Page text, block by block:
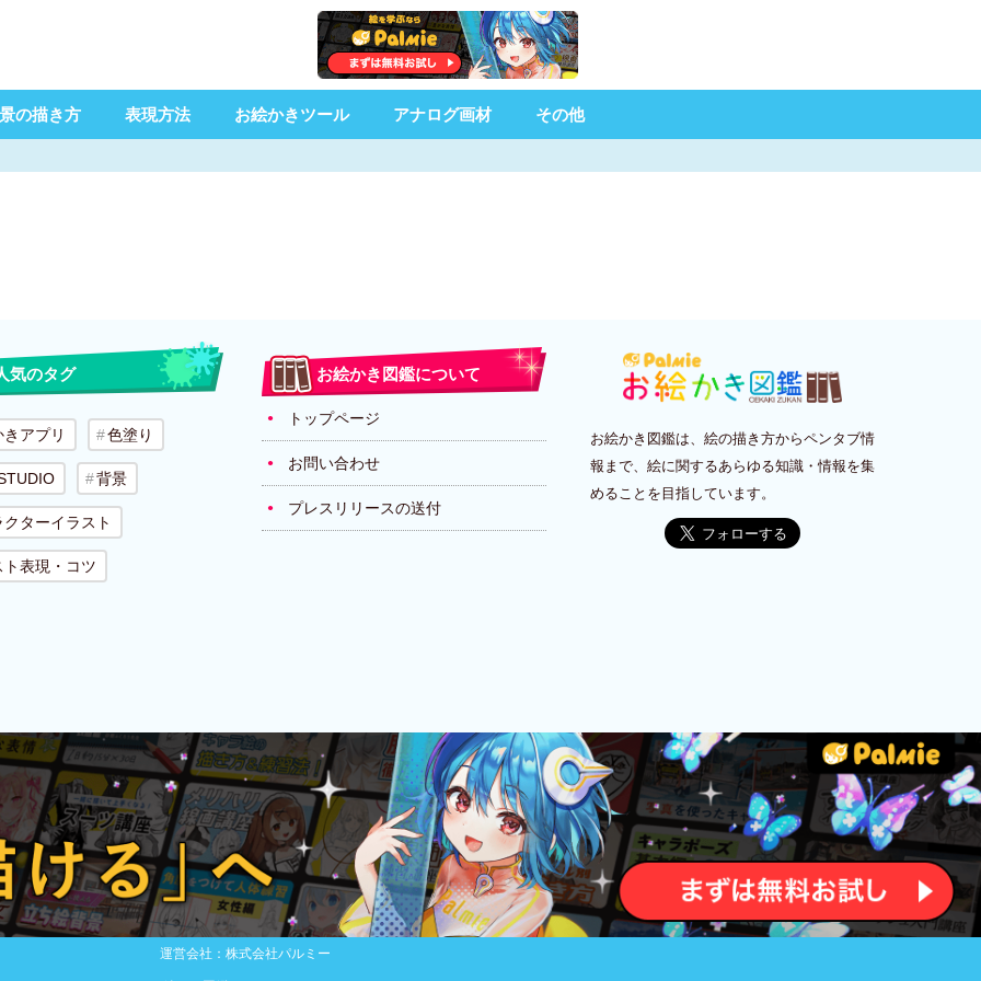
の描き方 表現方法 お絵かきツール アナログ画材 その他
気のタグ
アプリ 色塗り
背景
ターイラスト
ト表現・コツ
お絵かき図鑑について
トップページ
お問い合わせ
プレスリリースの送付
お絵かき図鑑は、絵の描き方からペンタブ情
報まで、絵に関するあらゆる知識・情報を集
めることを目指しています。
運営会社：株式会社パルミー